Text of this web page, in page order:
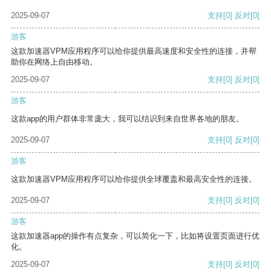
2025-09-07 支持[0] 反对[0]
游客
这款加速器VPM应用程序可以给你提供最高速度和安全性的连接，并帮
助你在网络上自由移动。
2025-09-07
支持[0] 反对[0]
游客
这款app的用户群体非常庞大，我可以结识到来自世界各地的朋友。
2025-09-07 支持[0] 反对[0]
游客
这款加速器VPM应用程序可以给你提供全球覆盖和最高安全性的连接。
2025-09-07 支持[0] 反对[0]
游客
这款加速器app的操作有点复杂，可以简化一下，比如将设置页面进行优
化。
2025-09-07
支持[0] 反对[0]